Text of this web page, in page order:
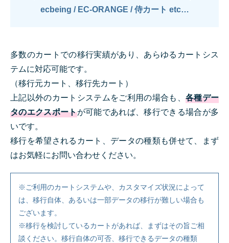
ecbeing / EC-ORANGE / 侍カート etc…
多数のカートでの移行実績があり、あらゆるカートシス
テムに対応可能です。
（移行元カート、移行先カート）
上記以外のカートシステムをご利用の場合も、 各種デー
タのエクスポートが可能であれば、移行できる場合が多
いです。
移行を希望されるカート、データの種類も併せて、まず
はお気軽にお問い合わせください。
※ご利用のカートシステムや、カスタマイズ状況によって
は、移行自体、あるいは一部データの移行が難しい場合も
ございます。
※移行を検討しているカートがあれば、まずはその旨ご相
談ください。移行自体の可否、移行できるデータの種類